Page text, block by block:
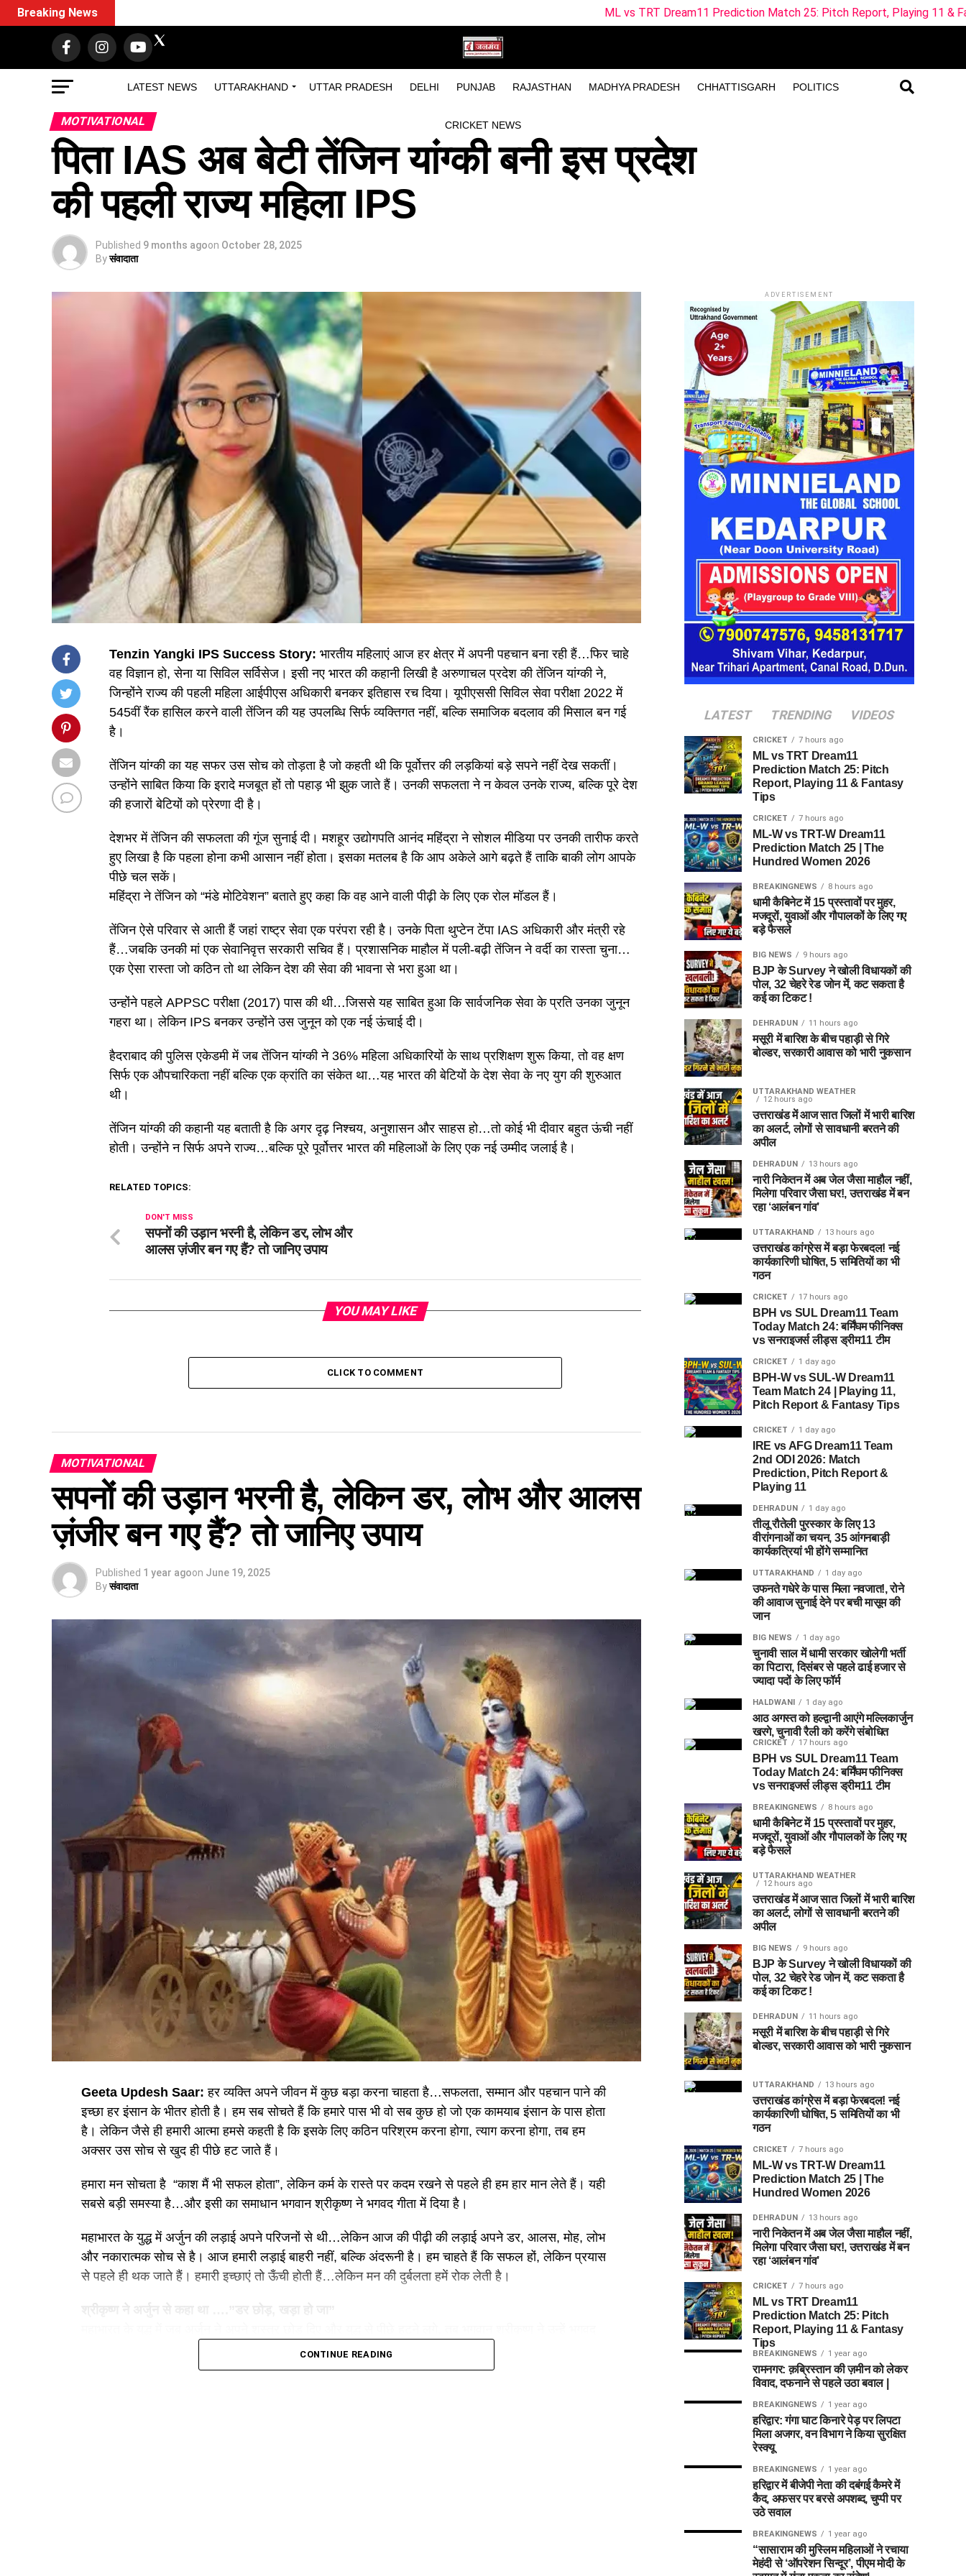
LATEST NEWS UTTARAKHAND UTTAR PRADESH DELHI PUNJAB RAJASTHAN MADHYA PRADESH CHHATTISGARH POLITICS
CRICKET NEWS
Breaking News ML vs TRT Dream11 Prediction Match 25: Pitch Report, Playing 11 & Fantasy Tips
MOTIVATIONAL
पिता IAS अब बेटी तेंजिन यांग्की बनी इस प्रदेश
की पहली राज्य महिला IPS
Published 9 months agoon October 28, 2025
Byसंवादाता
Tenzin Yangki IPS Success Story: भारतीय महिलाएं आज हर क्षेत्र में अपनी पहचान बना रही हैं…फिर चाहे
वह विज्ञान हो, सेना या सिविल सर्विसेज। इसी नए भारत की कहानी लिखी है अरुणाचल प्रदेश की तेंजिन यांग्की ने,
जिन्होंने राज्य की पहली महिला आईपीएस अधिकारी बनकर इतिहास रच दिया। यूपीएससी सिविल सेवा परीक्षा 2022 में
545वीं रैंक हासिल करने वाली तेंजिन की यह उपलब्धि सिर्फ व्यक्तिगत नहीं, बल्कि समाजिक बदलाव की मिसाल बन गई
है।
तेंजिन यांग्की का यह सफर उस सोच को तोड़ता है जो कहती थी कि पूर्वोत्तर की लड़कियां बड़े सपने नहीं देख सकतीं।
उन्होंने साबित किया कि इरादे मजबूत हों तो पहाड़ भी झुक जाते हैं। उनकी सफलता ने न केवल उनके राज्य, बल्कि पूरे देश
की हजारों बेटियों को प्रेरणा दी है।
देशभर में तेंजिन की सफलता की गूंज सुनाई दी। मशहूर उद्योगपति आनंद महिंद्रा ने सोशल मीडिया पर उनकी तारीफ करते
हुए लिखा है कि पहला होना कभी आसान नहीं होता। इसका मतलब है कि आप अकेले आगे बढ़ते हैं ताकि बाकी लोग आपके
पीछे चल सकें।
महिंद्रा ने तेंजिन को “मंडे मोटिवेशन” बताते हुए कहा कि वह आने वाली पीढ़ी के लिए एक रोल मॉडल हैं।
तेंजिन ऐसे परिवार से आती हैं जहां राष्ट्र सेवा एक परंपरा रही है। उनके पिता थुप्टेन टेंपा IAS अधिकारी और मंत्री रहे
हैं…जबकि उनकी मां एक सेवानिवृत्त सरकारी सचिव हैं। प्रशासनिक माहौल में पली-बढ़ी तेंजिन ने वर्दी का रास्ता चुना…
एक ऐसा रास्ता जो कठिन तो था लेकिन देश की सेवा की भावना से भरा हुआ था।
उन्होंने पहले APPSC परीक्षा (2017) पास की थी…जिससे यह साबित हुआ कि सार्वजनिक सेवा के प्रति उनका जुनून
गहरा था। लेकिन IPS बनकर उन्होंने उस जुनून को एक नई ऊंचाई दी।
हैदराबाद की पुलिस एकेडमी में जब तेंजिन यांग्की ने 36% महिला अधिकारियों के साथ प्रशिक्षण शुरू किया, तो वह क्षण
सिर्फ एक औपचारिकता नहीं बल्कि एक क्रांति का संकेत था…यह भारत की बेटियों के देश सेवा के नए युग की शुरुआत
थी।
तेंजिन यांग्की की कहानी यह बताती है कि अगर दृढ़ निश्चय, अनुशासन और साहस हो…तो कोई भी दीवार बहुत ऊंची नहीं
होती। उन्होंने न सिर्फ अपने राज्य…बल्कि पूरे पूर्वोत्तर भारत की महिलाओं के लिए एक नई उम्मीद जलाई है।
RELATED TOPICS:
DON'T MISS
सपनों की उड़ान भरनी है, लेकिन डर, लोभ और
आलस ज़ंजीर बन गए हैं? तो जानिए उपाय
YOU MAY LIKE
CLICK TO COMMENT
MOTIVATIONAL
सपनों की उड़ान भरनी है, लेकिन डर, लोभ और आलस
ज़ंजीर बन गए हैं? तो जानिए उपाय
Published 1 year agoon June 19, 2025
Byसंवादाता
Geeta Updesh Saar: हर व्यक्ति अपने जीवन में कुछ बड़ा करना चाहता है…सफलता, सम्मान और पहचान पाने की
इच्छा हर इंसान के भीतर होती है। हम सब सोचते हैं कि हमारे पास भी वो सब कुछ हो जो एक कामयाब इंसान के पास होता
है। लेकिन जैसे ही हमारी आत्मा हमसे कहती है कि इसके लिए कठिन परिश्रम करना होगा, त्याग करना होगा, तब हम
अक्सर उस सोच से खुद ही पीछे हट जाते हैं।
हमारा मन सोचता है “काश मैं भी सफल होता”, लेकिन कर्म के रास्ते पर कदम रखने से पहले ही हम हार मान लेते हैं। यही
सबसे बड़ी समस्या है…और इसी का समाधान भगवान श्रीकृष्ण ने भगवद गीता में दिया है।
महाभारत के युद्ध में अर्जुन की लड़ाई अपने परिजनों से थी…लेकिन आज की पीढ़ी की लड़ाई अपने डर, आलस, मोह, लोभ
और नकारात्मक सोच से है। आज हमारी लड़ाई बाहरी नहीं, बल्कि अंदरूनी है। हम चाहते हैं कि सफल हों, लेकिन प्रयास
से पहले ही थक जाते हैं। हमारी इच्छाएं तो ऊँची होती हैं…लेकिन मन की दुर्बलता हमें रोक लेती है।
गीता के दूसरे अध्याय के तीसरे श्लोक में चेताया….CONTINUE READING
ADVERTISEMENT
LATEST TRENDING VIDEOS
CRICKET 7 hours ago
ML vs TRT Dream11
Prediction Match 25: Pitch
Report, Playing 11 & Fantasy
Tips
CRICKET 7 hours ago
ML-W vs TRT-W Dream11
Prediction Match 25 | The
Hundred Women 2026
BREAKINGNEWS 8 hours ago
धामी कैबिनेट में 15 प्रस्तावों पर मुहर,
मजदूरों, युवाओं और गौपालकों के लिए गए
बड़े फैसले
BIG NEWS 9 hours ago
BJP के Survey ने खोली विधायकों की
पोल, 32 चेहरे रेड जोन में, कट सकता है
कई का टिकट !
DEHRADUN 11 hours ago
मसूरी में बारिश के बीच पहाड़ी से गिरे
बोल्डर, सरकारी आवास को भारी नुकसान
UTTARAKHAND WEATHER
12 hours ago
उत्तराखंड में आज सात जिलों में भारी बारिश
का अलर्ट, लोगों से सावधानी बरतने की
अपील
DEHRADUN 13 hours ago
नारी निकेतन में अब जेल जैसा माहौल नहीं,
मिलेगा परिवार जैसा घर!, उत्तराखंड में बन
रहा ‘आलंबन गांव’
UTTARAKHAND 13 hours ago
उत्तराखंड कांग्रेस में बड़ा फेरबदल! नई
कार्यकारिणी घोषित, 5 समितियों का भी
गठन
CRICKET 17 hours ago
BPH vs SUL Dream11 Team
Today Match 24: बर्मिंघम फीनिक्स
vs सनराइजर्स लीड्स ड्रीम11 टीम
CRICKET 1 day ago
BPH-W vs SUL-W Dream11
Team Match 24 | Playing 11,
Pitch Report & Fantasy Tips
CRICKET 1 day ago
IRE vs AFG Dream11 Team
2nd ODI 2026: Match
Prediction, Pitch Report &
Playing 11
DEHRADUN 1 day ago
तीलू रौतेली पुरस्कार के लिए 13
वीरांगनाओं का चयन, 35 आंगनबाड़ी
कार्यकत्रियां भी होंगे सम्मानित
UTTARAKHAND 1 day ago
उफनते गधेरे के पास मिला नवजात!, रोने
की आवाज सुनाई देने पर बची मासूम की
जान
BIG NEWS 1 day ago
चुनावी साल में धामी सरकार खोलेगी भर्ती
का पिटारा, दिसंबर से पहले ढाई हजार से
ज्यादा पदों के लिए फॉर्म
HALDWANI 1 day ago
आठ अगस्त को हल्द्वानी आएंगे मल्लिकार्जुन
खरगे, चुनावी रैली को करेंगे संबोधित
CRICKET 17 hours ago
BPH vs SUL Dream11 Team
Today Match 24: बर्मिंघम फीनिक्स
vs सनराइजर्स लीड्स ड्रीम11 टीम
BREAKINGNEWS 8 hours ago
धामी कैबिनेट में 15 प्रस्तावों पर मुहर,
मजदूरों, युवाओं और गौपालकों के लिए गए
बड़े फैसले
UTTARAKHAND WEATHER
12 hours ago
उत्तराखंड में आज सात जिलों में भारी बारिश
का अलर्ट, लोगों से सावधानी बरतने की
अपील
BIG NEWS 9 hours ago
BJP के Survey ने खोली विधायकों की
पोल, 32 चेहरे रेड जोन में, कट सकता है
कई का टिकट !
DEHRADUN 11 hours ago
मसूरी में बारिश के बीच पहाड़ी से गिरे
बोल्डर, सरकारी आवास को भारी नुकसान
UTTARAKHAND 13 hours ago
उत्तराखंड कांग्रेस में बड़ा फेरबदल! नई
कार्यकारिणी घोषित, 5 समितियों का भी
गठन
CRICKET 7 hours ago
ML-W vs TRT-W Dream11
Prediction Match 25 | The
Hundred Women 2026
DEHRADUN 13 hours ago
नारी निकेतन में अब जेल जैसा माहौल नहीं,
मिलेगा परिवार जैसा घर!, उत्तराखंड में बन
रहा ‘आलंबन गांव’
CRICKET 7 hours ago
ML vs TRT Dream11
Prediction Match 25: Pitch
Report, Playing 11 & Fantasy
Tips
BREAKINGNEWS 1 year ago
रामनगर: क़ब्रिस्तान की ज़मीन को लेकर
विवाद, दफनाने से पहले उठा बवाल |
BREAKINGNEWS 1 year ago
हरिद्वार: गंगा घाट किनारे पेड़ पर लिपटा
मिला अजगर, वन विभाग ने किया सुरक्षित
रेस्क्यू
BREAKINGNEWS 1 year ago
हरिद्वार में बीजेपी नेता की दबंगई कैमरे में
कैद, अफसर पर बरसे अपशब्द, चुप्पी पर
उठे सवाल
BREAKINGNEWS 1 year ago
“सासाराम की मुस्लिम महिलाओं ने रचाया
मेहंदी से ‘ऑपरेशन सिन्दूर’, पीएम मोदी के